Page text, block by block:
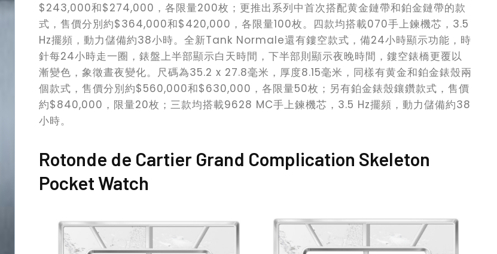
Watch
Lifestyle
Video
Contact
Search
$243,000和$274,000，各限量200枚；更推出系列中首次搭配黄金鏈帶和鉑金鏈帶的款
式，售價分別約$364,000和$420,000，各限量100枚。四款均搭載070手上鍊機芯，3.5
Hz擺頻，動力儲備約38小時。全新Tank Normale還有鏤空款式，備24小時顯示功能，時
針每24小時走一圈，錶盤上半部顯示白天時間，下半部則顯示夜晚時間，鏤空錶橋更覆以
漸變色，象徵晝夜變化。尺碼為35.2 x 27.8毫米，厚度8.15毫米，同樣有黄金和鉑金錶殼兩
個款式，售價分別約$560,000和$630,000，各限量50枚；另有鉑金錶殼鑲鑽款式，售價
約$840,000，限量20枚；三款均搭載9628 MC手上鍊機芯，3.5 Hz擺頻，動力儲備約38
小時。
Rotonde de Cartier Grand Complication Skeleton
Pocket Watch